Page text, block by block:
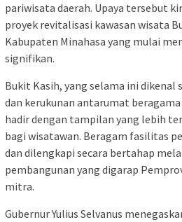
pariwisata daerah. Upaya tersebut
proyek revitalisasi kawasan wisata
Kabupaten Minahasa yang mulai
signifikan.
Bukit Kasih, yang selama ini
dan kerukunan antarumat
hadir dengan tampilan yang lebih
bagi wisatawan. Beragam fasilitas
dan dilengkapi secara bertahap
pembangunan yang digarap
mitra.
Gubernur Yulius Selvanus